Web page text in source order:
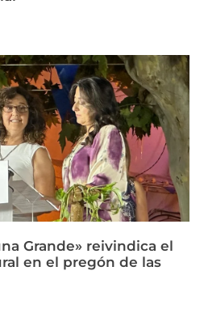
Grande» reivindica el
en el pregón de las